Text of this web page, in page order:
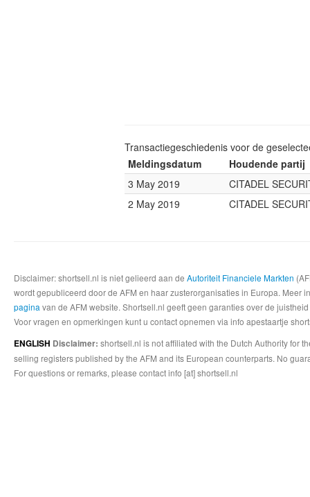
Transactiegeschiedenis voor de
Meldingsdatum
Houdende partij
3 May 2019
CITADEL
2 May 2019
CITADEL
Disclaimer: shortsell.nl is niet gelieerd aan de Autoriteit Financiele Markten
wordt gepubliceerd door de AFM en haar zusterorganisaties in Europa.
pagina van de AFM website. Shortsell.nl geeft geen garanties over de
Voor vragen en opmerkingen kunt u contact opnemen via info apestaartje
ENGLISH Disclaimer: shortsell.nl is not affiliated with the Dutch Authority for
selling registers published by the AFM and its European counterparts. No
For questions or remarks, please contact info [at] shortsell.nl